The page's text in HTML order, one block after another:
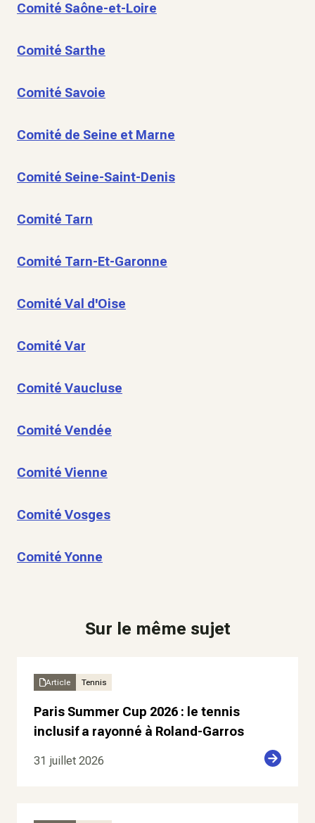
Comité Saône-et-Loire
Comité Sarthe
Comité Savoie
Comité de Seine et Marne
Comité Seine-Saint-Denis
Comité Tarn
Comité Tarn-Et-Garonne
Comité Val d'Oise
Comité Var
Comité Vaucluse
Comité Vendée
Comité Vienne
Comité Vosges
Comité Yonne
Sur le même sujet
Article Tennis
Paris Summer Cup 2026 : le tennis
inclusif a rayonné à Roland-Garros
31 juillet 2026